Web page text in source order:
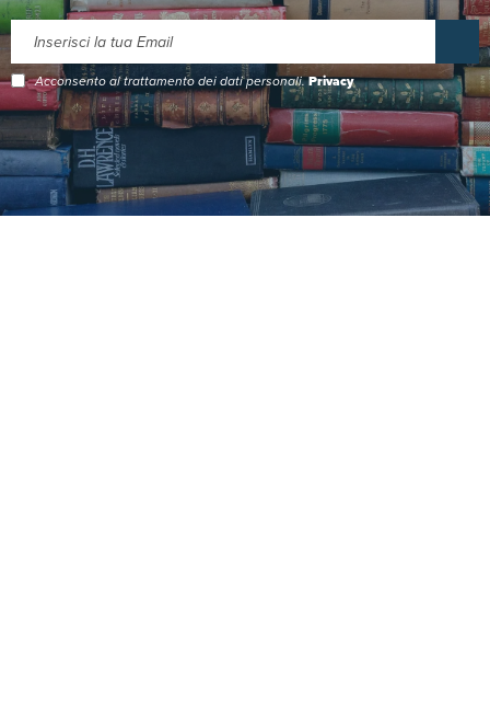
Acconsento al trattamento dei dati personali.Privacy